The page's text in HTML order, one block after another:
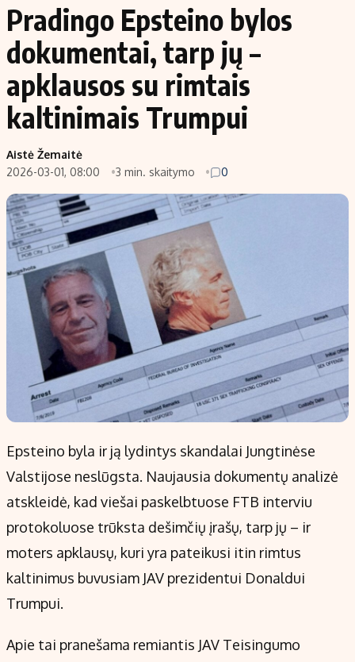
Pradingo Epsteino bylos
dokumentai, tarp jų –
apklausos su rimtais
kaltinimais Trumpui
Aistė Žemaitė
2026-03-01, 08:00
3 min. skaitymo 0
Epsteino byla ir ją lydintys skandalai Jungtinėse
Valstijose neslūgsta. Naujausia dokumentų analizė
atskleidė, kad viešai paskelbtuose FTB interviu
protokoluose trūksta dešimčių įrašų, tarp jų – ir
moters apklausų, kuri yra pateikusi itin rimtus
kaltinimus buvusiam JAV prezidentui Donaldui
Trumpui.
Apie tai pranešama remiantis JAV Teisingumo